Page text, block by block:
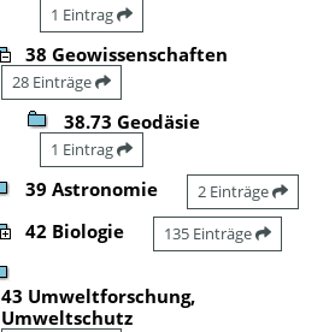
1 Eintrag
38 Geowissenschaften
28 Einträge
38.73 Geodäsie
1 Eintrag
39 Astronomie 2 Einträge
42 Biologie 135 Einträge
43 Umweltforschung,
Umweltschutz